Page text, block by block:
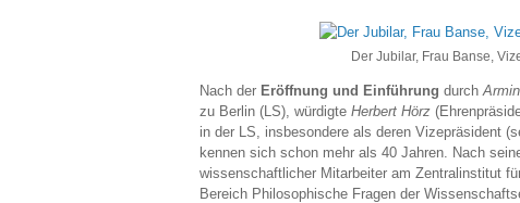
Der Jubilar, Frau Banse,
Nach der Eröffnung und Einführung durch
zu Berlin (LS), würdigte Herbert Hörz
in der LS, insbesondere als deren Vizepräsident
kennen sich schon mehr als 40 Jahren. Nach
wissenschaftlicher Mitarbeiter am Zentralinstitut
Bereich Philosophische Fragen der